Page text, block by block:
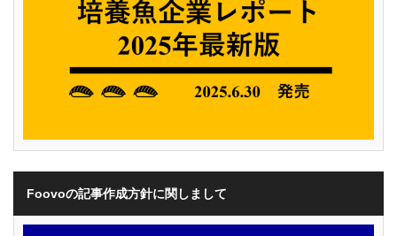
Foovoの記事作成方針に関しまして